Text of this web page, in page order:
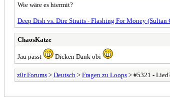
Wie wäre es hiermit?
Deep Dish vs. Dire Straits - Flashing For Money
ChaosKatze
Jau passt Dicken Dank obi
z0r Forums > Deutsch > Fragen zu Loops > #5321 -